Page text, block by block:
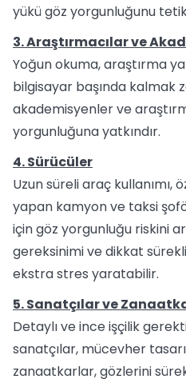
yükü göz yorgunluğunu
3. Araştırmacılar ve
Yoğun okuma, araştırma
bilgisayar başında kalmak
akademisyenler ve
yorgunluğuna yatkındır.
4. Sürücüler
Uzun süreli araç kullanımı,
yapan kamyon ve taksi
için göz yorgunluğu riskini
gereksinimi ve dikkat
ekstra stres yaratabilir.
5. Sanatçılar ve
Detaylı ve ince işçilik
sanatçılar, mücevher
zanaatkarlar, gözlerini